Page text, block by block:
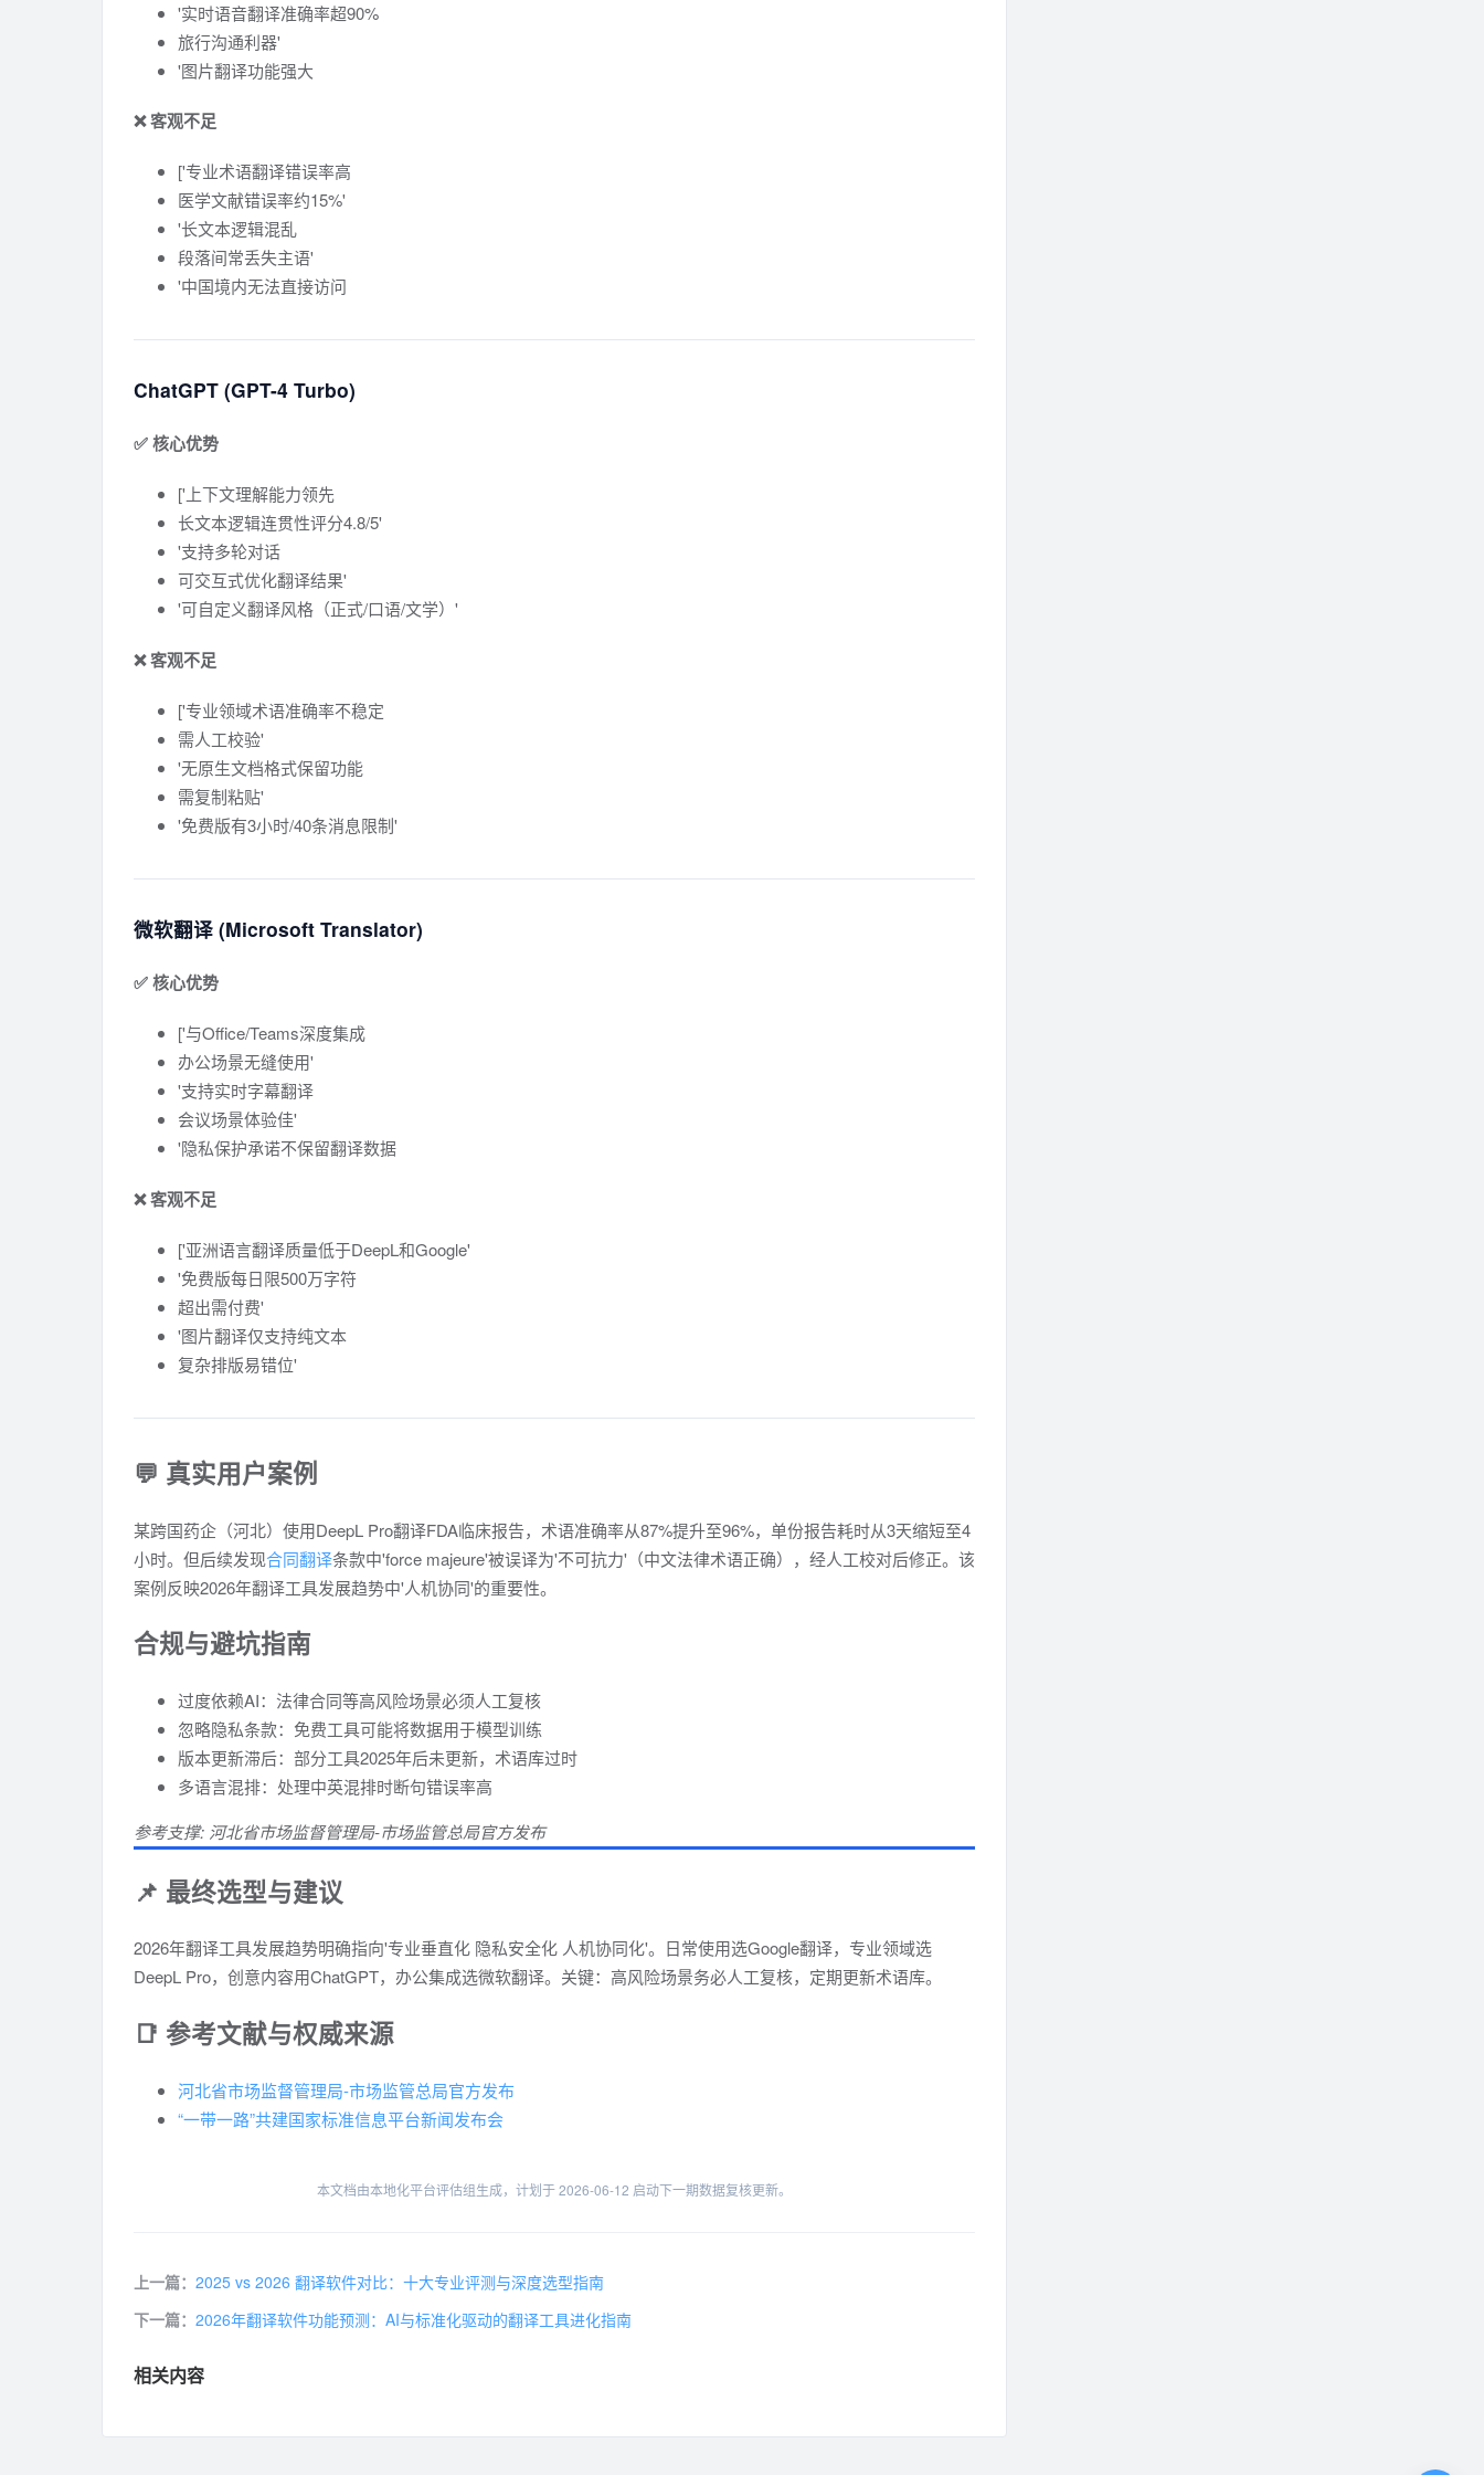
'实时语音翻译准确率超90%
旅行沟通利器'
'图片翻译功能强大
❌ 客观不足
['专业术语翻译错误率高
医学文献错误率约15%'
'长文本逻辑混乱
段落间常丢失主语'
'中国境内无法直接访问
ChatGPT (GPT-4 Turbo)
✅ 核心优势
['上下文理解能力领先
长文本逻辑连贯性评分4.8/5'
'支持多轮对话
可交互式优化翻译结果'
'可自定义翻译风格（正式/口语/文学）'
❌ 客观不足
['专业领域术语准确率不稳定
需人工校验'
'无原生文档格式保留功能
需复制粘贴'
'免费版有3小时/40条消息限制'
微软翻译 (Microsoft Translator)
✅ 核心优势
['与Office/Teams深度集成
办公场景无缝使用'
'支持实时字幕翻译
会议场景体验佳'
'隐私保护承诺不保留翻译数据
❌ 客观不足
['亚洲语言翻译质量低于DeepL和Google'
'免费版每日限500万字符
超出需付费'
'图片翻译仅支持纯文本
复杂排版易错位'
💬 真实用户案例
某跨国药企（河北）使用DeepL Pro翻译FDA临床报告，术语准确率从87%提升至96%，单份报告耗时从3天缩短至4
小时。但后续发现合同翻译条款中'force majeure'被误译为'不可抗力'（中文法律术语正确），经人工校对后修正。该
案例反映2026年翻译工具发展趋势中'人机协同'的重要性。
合规与避坑指南
过度依赖AI：法律合同等高风险场景必须人工复核
忽略隐私条款：免费工具可能将数据用于模型训练
版本更新滞后：部分工具2025年后未更新，术语库过时
多语言混排：处理中英混排时断句错误率高
参考支撑: 河北省市场监督管理局-市场监管总局官方发布
📌 最终选型与建议
2026年翻译工具发展趋势明确指向'专业垂直化 隐私安全化 人机协同化'。日常使用选Google翻译，专业领域选
DeepL Pro，创意内容用ChatGPT，办公集成选微软翻译。关键：高风险场景务必人工复核，定期更新术语库。
📑 参考文献与权威来源
河北省市场监督管理局-市场监管总局官方发布
“一带一路”共建国家标准信息平台新闻发布会
本文档由本地化平台评估组生成，计划于 2026-06-12 启动下一期数据复核更新。
上一篇： 2025 vs 2026 翻译软件对比：十大专业评测与深度选型指南
下一篇： 2026年翻译软件功能预测：AI与标准化驱动的翻译工具进化指南
相关内容